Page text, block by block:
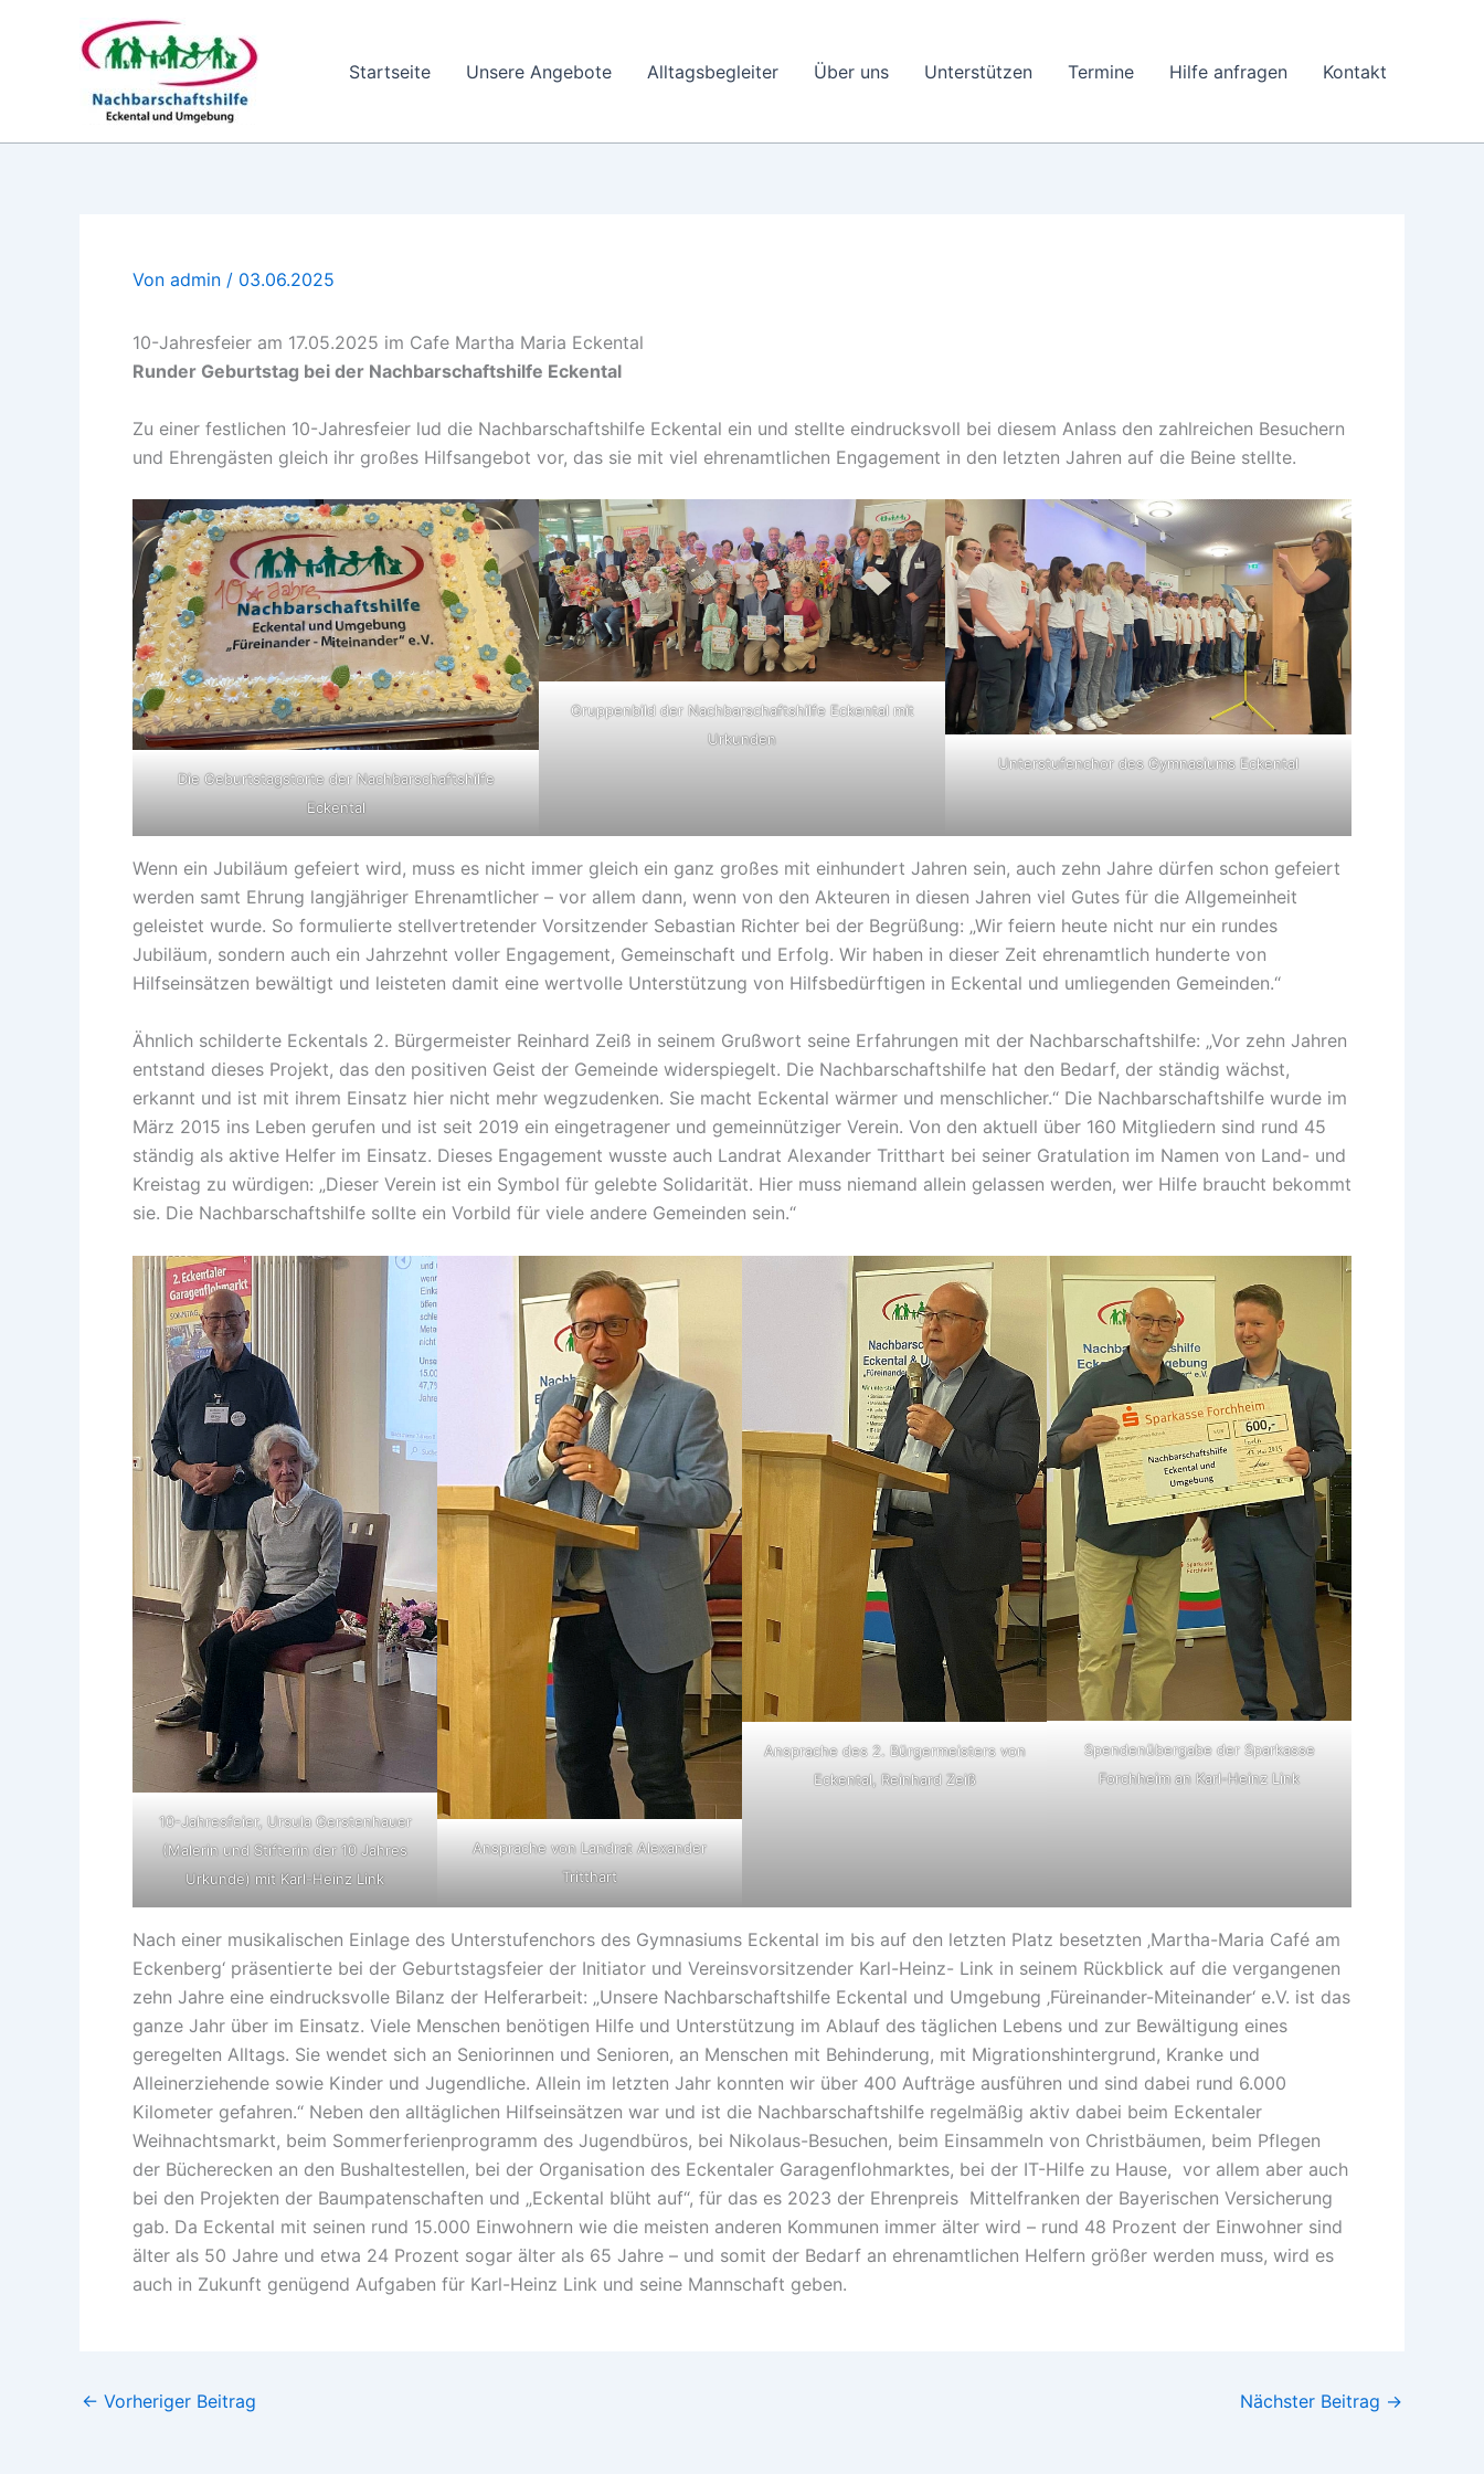
Startseite Unsere Angebote Alltagsbegleiter Über uns Unterstützen Termine Hilfe anfragen Kontakt
Von admin / 03.06.2025
10-Jahresfeier am 17.05.2025 im Cafe Martha Maria Eckental
Runder Geburtstag bei der Nachbarschaftshilfe Eckental
Zu einer festlichen 10-Jahresfeier lud die Nachbarschaftshilfe Eckental ein und stellte eindrucksvoll bei diesem Anlass den zahlreichen Besuchern
und Ehrengästen gleich ihr großes Hilfsangebot vor, das sie mit viel ehrenamtlichen Engagement in den letzten Jahren auf die Beine stellte.
Die Geburtstagstorte der Nachbarschaftshilfe
Eckental
Gruppenbild der Nachbarschaftshilfe Eckental mit
Urkunden
Unterstufenchor des Gymnasiums Eckental
Wenn ein Jubiläum gefeiert wird, muss es nicht immer gleich ein ganz großes mit einhundert Jahren sein, auch zehn Jahre dürfen schon gefeiert
werden samt Ehrung langjähriger Ehrenamtlicher – vor allem dann, wenn von den Akteuren in diesen Jahren viel Gutes für die Allgemeinheit
geleistet wurde. So formulierte stellvertretender Vorsitzender Sebastian Richter bei der Begrüßung: „Wir feiern heute nicht nur ein rundes
Jubiläum, sondern auch ein Jahrzehnt voller Engagement, Gemeinschaft und Erfolg. Wir haben in dieser Zeit ehrenamtlich hunderte von
Hilfseinsätzen bewältigt und leisteten damit eine wertvolle Unterstützung von Hilfsbedürftigen in Eckental und umliegenden Gemeinden.“
Ähnlich schilderte Eckentals 2. Bürgermeister Reinhard Zeiß in seinem Grußwort seine Erfahrungen mit der Nachbarschaftshilfe: „Vor zehn Jahren
entstand dieses Projekt, das den positiven Geist der Gemeinde widerspiegelt. Die Nachbarschaftshilfe hat den Bedarf, der ständig wächst,
erkannt und ist mit ihrem Einsatz hier nicht mehr wegzudenken. Sie macht Eckental wärmer und menschlicher.“ Die Nachbarschaftshilfe wurde im
März 2015 ins Leben gerufen und ist seit 2019 ein eingetragener und gemeinnütziger Verein. Von den aktuell über 160 Mitgliedern sind rund 45
ständig als aktive Helfer im Einsatz. Dieses Engagement wusste auch Landrat Alexander Tritthart bei seiner Gratulation im Namen von Land- und
Kreistag zu würdigen: „Dieser Verein ist ein Symbol für gelebte Solidarität. Hier muss niemand allein gelassen werden, wer Hilfe braucht bekommt
sie. Die Nachbarschaftshilfe sollte ein Vorbild für viele andere Gemeinden sein.“
10-Jahresfeier, Ursula Gerstenhauer
(Malerin und Stifterin der 10 Jahres
Urkunde) mit Karl-Heinz Link
Ansprache von Landrat Alexander
Tritthart
Ansprache des 2. Bürgermeisters von
Eckental, Reinhard Zeiß
Spendenübergabe der Sparkasse
Forchheim an Karl-Heinz Link
Nach einer musikalischen Einlage des Unterstufenchors des Gymnasiums Eckental im bis auf den letzten Platz besetzten ‚Martha-Maria Café am
Eckenberg‘ präsentierte bei der Geburtstagsfeier der Initiator und Vereinsvorsitzender Karl-Heinz- Link in seinem Rückblick auf die vergangenen
zehn Jahre eine eindrucksvolle Bilanz der Helferarbeit: „Unsere Nachbarschaftshilfe Eckental und Umgebung ‚Füreinander-Miteinander‘ e.V. ist das
ganze Jahr über im Einsatz. Viele Menschen benötigen Hilfe und Unterstützung im Ablauf des täglichen Lebens und zur Bewältigung eines
geregelten Alltags. Sie wendet sich an Seniorinnen und Senioren, an Menschen mit Behinderung, mit Migrationshintergrund, Kranke und
Alleinerziehende sowie Kinder und Jugendliche. Allein im letzten Jahr konnten wir über 400 Aufträge ausführen und sind dabei rund 6.000
Kilometer gefahren.“ Neben den alltäglichen Hilfseinsätzen war und ist die Nachbarschaftshilfe regelmäßig aktiv dabei beim Eckentaler
Weihnachtsmarkt, beim Sommerferienprogramm des Jugendbüros, bei Nikolaus-Besuchen, beim Einsammeln von Christbäumen, beim Pflegen
der Bücherecken an den Bushaltestellen, bei der Organisation des Eckentaler Garagenflohmarktes, bei der IT-Hilfe zu Hause, vor allem aber auch
bei den Projekten der Baumpatenschaften und „Eckental blüht auf“, für das es 2023 der Ehrenpreis Mittelfranken der Bayerischen Versicherung
gab. Da Eckental mit seinen rund 15.000 Einwohnern wie die meisten anderen Kommunen immer älter wird – rund 48 Prozent der Einwohner sind
älter als 50 Jahre und etwa 24 Prozent sogar älter als 65 Jahre – und somit der Bedarf an ehrenamtlichen Helfern größer werden muss, wird es
auch in Zukunft genügend Aufgaben für Karl-Heinz Link und seine Mannschaft geben.
← Vorheriger Beitrag Nächster Beitrag →